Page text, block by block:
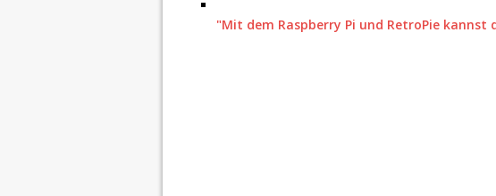
"Mit dem Raspberry Pi und RetroPie kannst